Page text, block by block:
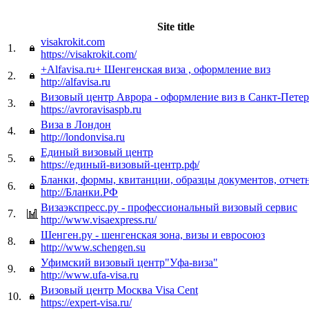
Site title
1.
visakrokit.com
https://visakrokit.com/
2.
+Alfavisa.ru+ Шенгенская виза , оформление виз
http://alfavisa.ru
3.
Визовый центр Аврора - оформление виз в Санкт-
https://avroravisaspb.ru
4.
Виза в Лондон
http://londonvisa.ru
5.
Единый визовый центр
https://единый-визовый-центр.рф/
6.
Бланки, формы, квитанции, образцы документов,
http://Бланки.РФ
7.
Визаэкспресс.ру - профессиональный визовый сервис
http://www.visaexpress.ru/
8.
Шенген.ру - шенгенская зона, визы и евросоюз
http://www.schengen.su
9.
Уфимский визовый центр"Уфа-виза"
http://www.ufa-visa.ru
10.
Визовый центр Москва Visa Cent
https://expert-visa.ru/